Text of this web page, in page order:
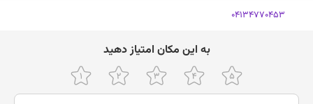
شنبه (امروز)
سه‌شنبه
۹ تا ۲۲
‎04134770453
ﺑﻪ اﯾﻦ ﻣﮑﺎن اﻣﺘﯿﺎز دﻫﯿﺪ